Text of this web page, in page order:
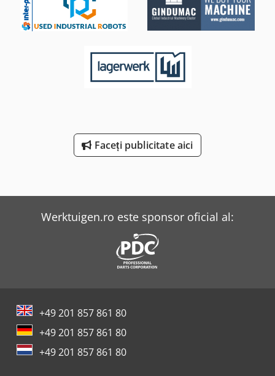
Faceți publicitate aici
Werktuigen.ro este sponsor oficial al:
+49 201 857 861 80
+49 201 857 861 80
+49 201 857 861 80